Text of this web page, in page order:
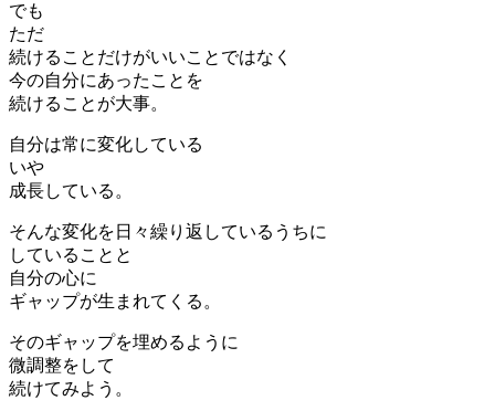
でも
ただ
続けることだけがいいことではなく
今の自分にあったことを
続けることが大事。
自分は常に変化している
いや
成長している。
そんな変化を日々繰り返しているうちに
していることと
自分の心に
ギャップが生まれてくる。
そのギャップを埋めるように
微調整をして
続けてみよう。